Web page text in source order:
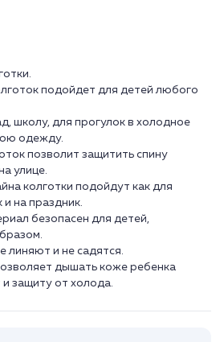
подойдет для детей любого
школу, для прогулок в холодное
одежду.
позволит защитить спину
улице.
колготки подойдут как для
на праздник.
безопасен для детей,
линяют и не садятся.
дышать коже ребенка
защиту от холода.